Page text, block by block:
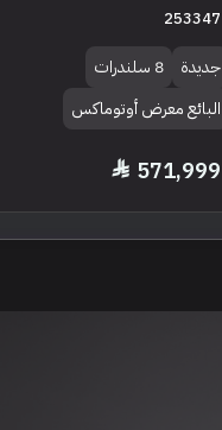
253347
جديدة
8 سلندرات
البائع معرض أوتوماكس
571,999